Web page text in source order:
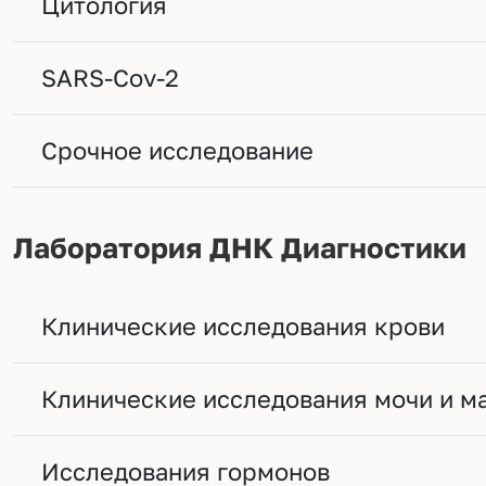
SARS-Cov-2
Срочное исследование
Лаборатория ДНК Диагностики
Клинические исследования крови
Клинические исследования мочи и
Исследования гормонов